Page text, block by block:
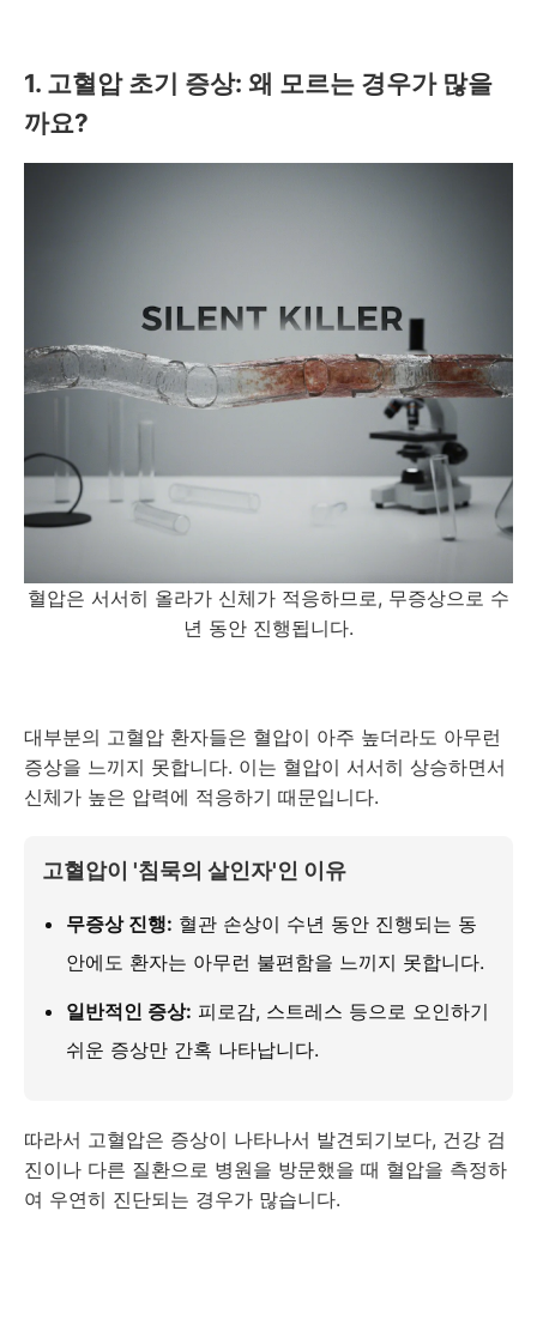
1. 고혈압 초기 증상: 왜 모르는 경우가 많을
까요?
혈압은 서서히 올라가 신체가 적응하므로, 무증상으로 수
년 동안 진행됩니다.
대부분의 고혈압 환자들은 혈압이 아주 높더라도 아무런
증상을 느끼지 못합니다. 이는 혈압이 서서히 상승하면서
신체가 높은 압력에 적응하기 때문입니다.
고혈압이 '침묵의 살인자'인 이유
무증상 진행: 혈관 손상이 수년 동안 진행되는 동
안에도 환자는 아무런 불편함을 느끼지 못합니다.
일반적인 증상: 피로감, 스트레스 등으로 오인하기
쉬운 증상만 간혹 나타납니다.
따라서 고혈압은 증상이 나타나서 발견되기보다, 건강 검
진이나 다른 질환으로 병원을 방문했을 때 혈압을 측정하
여 우연히 진단되는 경우가 많습니다.